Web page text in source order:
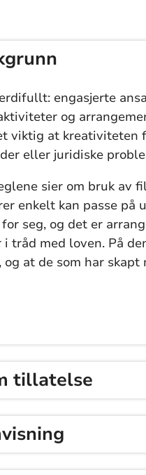
engasjerte
og
viktig at kreativiteten
eller juridiske
sier om bruk av
enkelt kan passe på
seg, og det er
med loven. På
at de som har skapt
tillatelse